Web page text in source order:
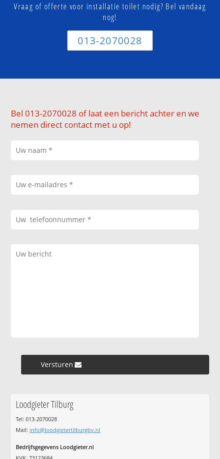
Vraag of offerte voor installatie toilet nodig? Bel vandaag
nog!
013-2070028
Bel 013-2070028 of laat een bericht achter en we
nemen direct contact met u op!
Versturen »
Loodgieter Tilburg
Tel: 013-2070028
Mail: info@loodgietertilburgbv.nl
Bedrijfsgegevens Loodgieter.nl